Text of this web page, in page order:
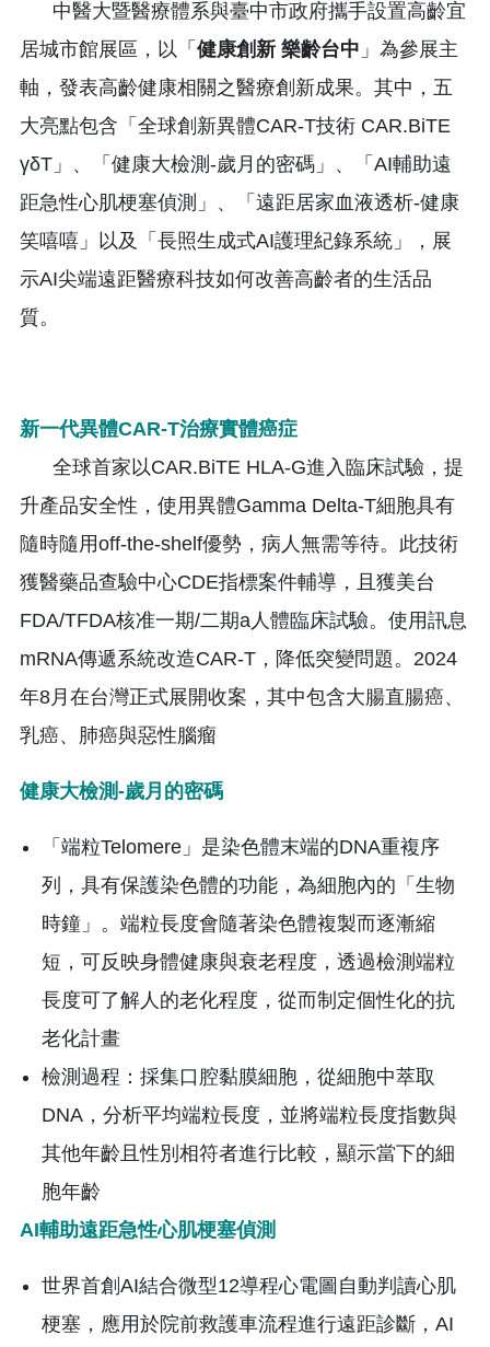
中醫大暨醫療體系與臺中市政府攜手設置高齡宜
居城市館展區，以「 健康創新 樂齡台中 」為參展主
軸，發表高齡健康相關之醫療創新成果。其中，五
大亮點包含「全球創新異體CAR-T技術 CAR.BiTE
γδT」、「健康大檢測-歲月的密碼」、「AI輔助遠
距急性心肌梗塞偵測」、「遠距居家血液透析-健康
笑嘻嘻」以及「長照生成式AI護理紀錄系統」，展
示AI尖端遠距醫療科技如何改善高齡者的生活品
質。
新一代異體CAR-T治療實體癌症
全球首家以CAR.BiTE HLA-G進入臨床試驗，提
升產品安全性，使用異體Gamma Delta-T細胞具有
隨時隨用off-the-shelf優勢，病人無需等待。此技術
獲醫藥品查驗中心CDE指標案件輔導，且獲美台
FDA/TFDA核准一期/二期a人體臨床試驗。使用訊息
mRNA傳遞系統改造CAR-T，降低突變問題。2024
年8月在台灣正式展開收案，其中包含大腸直腸癌、
乳癌、肺癌與惡性腦瘤
健康大檢測-歲月的密碼
「端粒Telomere」是染色體末端的DNA重複序
列，具有保護染色體的功能，為細胞內的「生物
時鐘」。端粒長度會隨著染色體複製而逐漸縮
短，可反映身體健康與衰老程度，透過檢測端粒
長度可了解人的老化程度，從而制定個性化的抗
老化計畫
檢測過程：採集口腔黏膜細胞，從細胞中萃取
DNA，分析平均端粒長度，並將端粒長度指數與
其他年齡且性別相符者進行比較，顯示當下的細
胞年齡
AI輔助遠距急性心肌梗塞偵測
世界首創AI結合微型12導程心電圖自動判讀心肌
梗塞，應用於院前救護車流程進行遠距診斷，AI